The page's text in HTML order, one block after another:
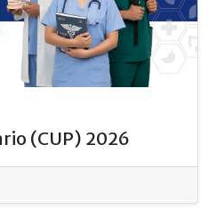
(CUP) 2026